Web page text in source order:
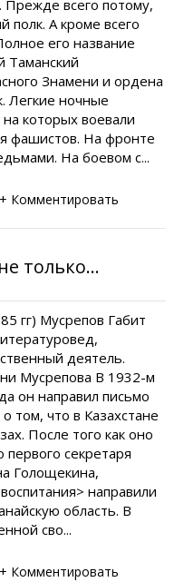
всего потому,
полк. А кроме всего
его название
Таманский
Знамени и ордена
Легкие ночные
которых воевали
фашистов. На фронте
На боевом с...
+ Комментировать
только...
гг) Мусрепов Габит
деятель.
Мусрепова В 1932-м
он направил письмо
том, что в Казахстане
После того как оно
первого секретаря
Голощекина,
направили
область. В
сво...
+ Комментировать